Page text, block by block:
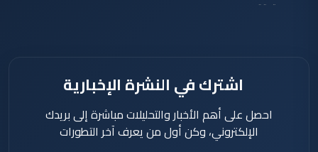
دقيقة
اشترك في النشرة الإخبارية
احصل على أهم الأخبار والتحليلات مباشرة إلى بريدك
الإلكتروني، وكن أول من يعرف آخر التطورات